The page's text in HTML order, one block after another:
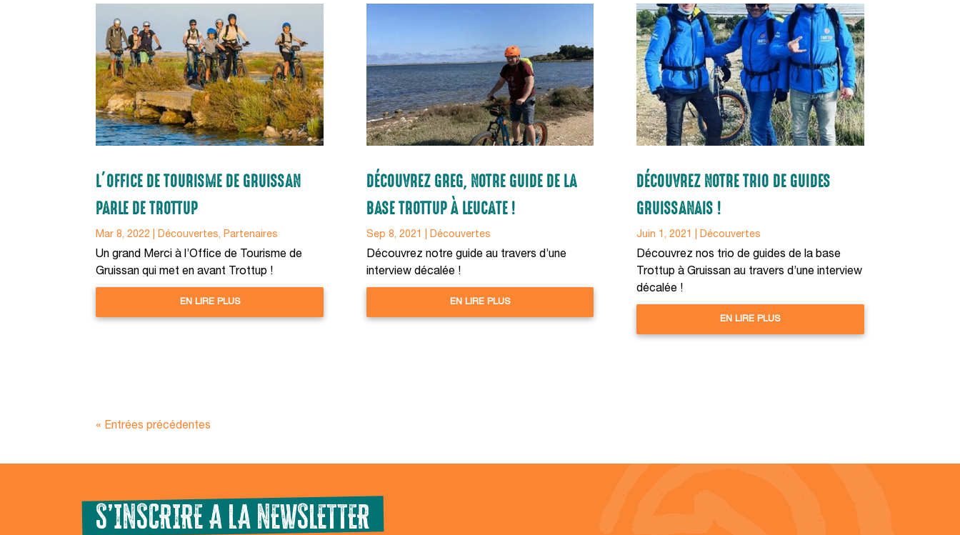
L’OFFICE DE TOURISME DE GRUISSAN
PARLE DE TROTTUP
Mar 8, 2022 |Découvertes,Partenaires
Un grand Merci à l’Office de Tourisme de
Gruissan qui met en avant Trottup !
EN LIRE PLUS
DÉCOUVREZ GREG, NOTRE GUIDE DE LA
BASE TROTTUP À LEUCATE !
Sep 8, 2021 Découvertes
Découvrez notre guide au travers d’une
interview décalée !
EN LIRE PLUS
DÉCOUVREZ NOTRE TRIO DE GUIDES
GRUISSANAIS !
Juin 1, 2021 Découvertes
Découvrez nos trio de guides de la base
Trottup à Gruissan au travers d’une interview
décalée !
EN LIRE PLUS
« Entrées précédentes
S’INSCRIRE A LA NEWSLETTER
Politique de confidentialité